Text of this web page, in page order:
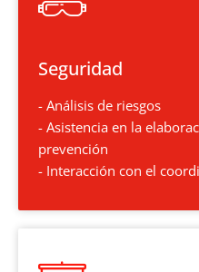
Seguridad
- Análisis de riesgos
- Asistencia en la
prevención
- Interacción con el